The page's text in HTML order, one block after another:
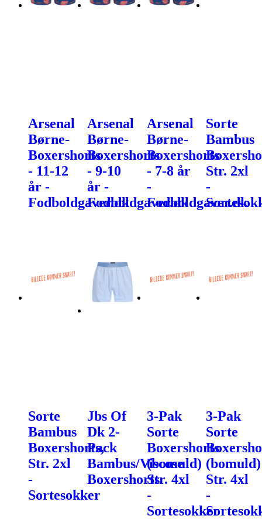
Arsenal
Børne-
Boxershorts
- 11-12
år -
Fodboldgaver.dk
Arsenal
Børne-
Boxershorts
- 9-10
år -
Fodboldgaver.dk
Arsenal
Børne-
Boxershorts
- 7-8 år
-
Fodboldgaver.dk
Sorte
Bambus
Str. 2xl
-
Sorte
Bambus
Boxershorts,
Str. 2xl
-
Sortesokker
Jbs Of
Dk 2-
Pack
Bambus/Viscose
Boxershorts
3-Pak
Sorte
Boxershorts
(bomuld)
Str. 4xl
-
Sortesokker
3-Pak
Sorte
(bomuld)
Str. 4xl
-